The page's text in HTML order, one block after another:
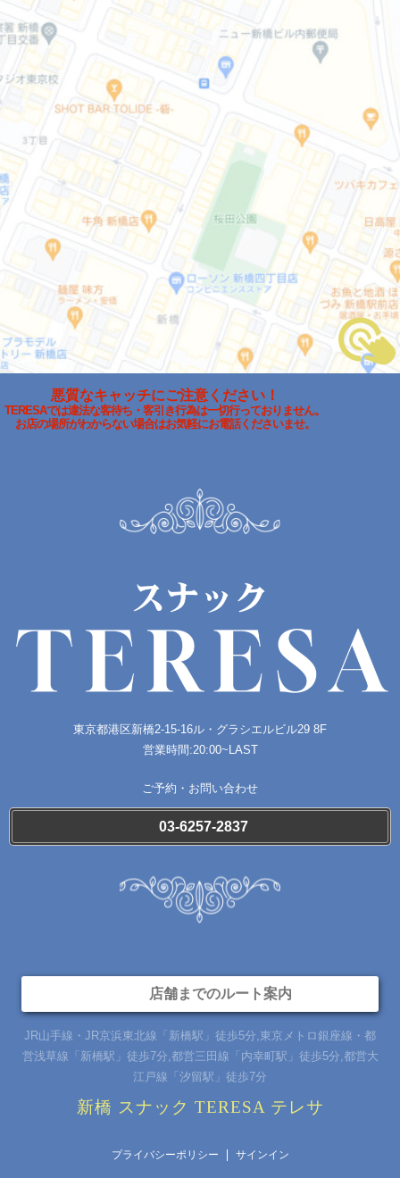
悪質なキャッチにご注意ください！
TERESAでは違法な客待ち・客引き行為は一切行っておりません。
お店の場所がわからない場合はお気軽にお電話くださいませ。
東京都港区新橋2-15-16ル・​グラシエルビル29 8F
営業時間:20:00~LAST
ご予約・お問い合わせ
03-6257-2837
店舗までのルート案内
JR山手線・JR京浜東北線「新橋駅」徒歩5分,東京メトロ銀座線・都
営浅草線「新橋駅」徒歩7分,都営三田線「内幸町駅」徒歩5分,都営大
江戸線「汐留駅」徒歩7分
新橋 スナック TERESA テレサ
プライバシーポリシー サインイン